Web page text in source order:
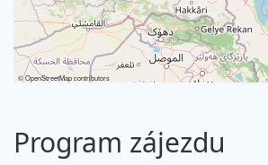
©OpenStreetMapcontributors
Program zájezdu